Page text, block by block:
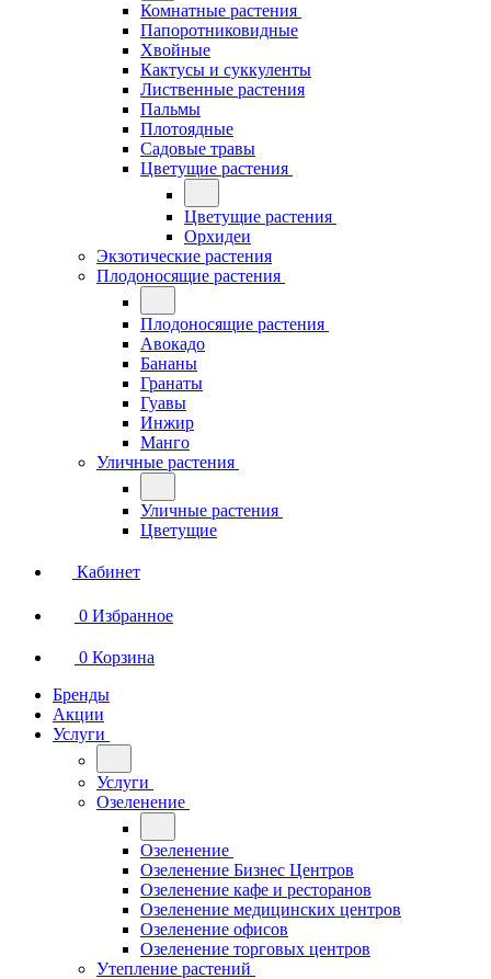
Комнатные растения
Папоротниковидные
Хвойные
Кактусы и суккуленты
Лиственные растения
Пальмы
Плотоядные
Садовые травы
Цветущие растения
Цветущие растения
Орхидеи
Экзотические растения
Плодоносящие растения
Плодоносящие растения
Авокадо
Бананы
Гранаты
Гуавы
Инжир
Манго
Уличные растения
Уличные растения
Цветущие
Кабинет
0 Избранное
0 Корзина
Бренды
Акции
Услуги
Услуги
Озеленение
Озеленение
Озеленение Бизнес Центров
Озеленение кафе и ресторанов
Озеленение медицинских центров
Озеленение офисов
Озеленение торговых центров
Утепление растений